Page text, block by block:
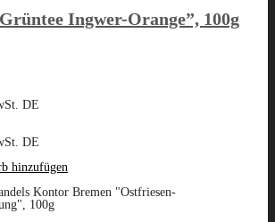
Ingwer-Orange”, 100g
DE
DE
hinzufügen